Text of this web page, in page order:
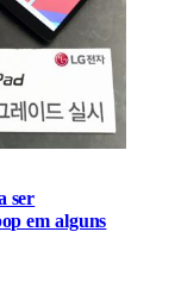
ser
em alguns